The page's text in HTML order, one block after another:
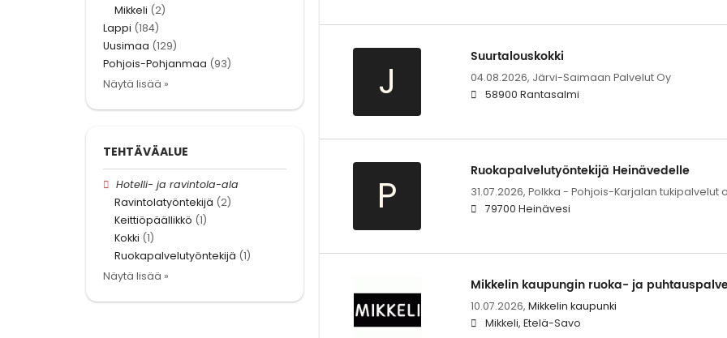
J
Suurtalouskokki
04.08.2026, Järvi-Saimaan Palvelut Oy
58900 Rantasalmi
P
Ruokapalvelutyöntekijä Heinävedelle
31.07.2026, Polkka - Pohjois-Karjalan tukipalvelut
79700 Heinävesi
Mikkelin kaupungin ruoka- ja
10.07.2026, Mikkelin kaupunki
Mikkeli, Etelä-Savo
Mikkeli (2)
Lappi (184)
Uusimaa (129)
Pohjois-Pohjanmaa (93)
Näytä lisää »
TEHTÄVÄALUE
Hotelli- ja ravintola-ala
Ravintolatyöntekijä (2)
Keittiöpäällikkö (1)
Kokki (1)
Ruokapalvelutyöntekijä (1)
Näytä lisää »